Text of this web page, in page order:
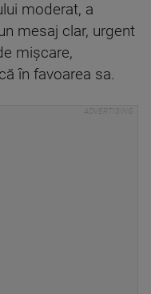
moderat, a
mesaj clar, urgent
mișcare,
în favoarea sa.